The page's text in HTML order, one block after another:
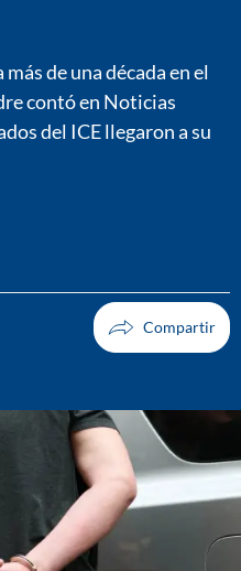
de una década en el
contó en Noticias
del ICE llegaron a su